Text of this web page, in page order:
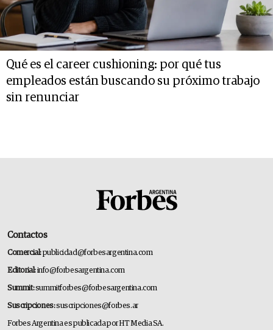
Qué es el career cushioning: por qué tus
empleados están buscando su próximo trabajo
sin renunciar
Contactos
Comercial:publicidad@forbesargentina.com
Editorial:info@forbesargentina.com
Summit:summitforbes@forbesargentina.com
Suscripciones:suscripciones@forbes.ar
Forbes Argentina es publicada por HT Media SA.